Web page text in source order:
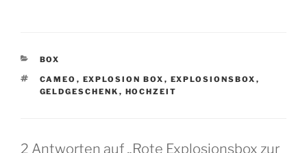
KATEGORIEN
BOX
SCHLAGWÖRTER
CAMEO , EXPLOSION BOX , EXPLOSIONSBOX ,
GELDGESCHENK , HOCHZEIT
2 Antworten auf „Rote Explosionsbox zur